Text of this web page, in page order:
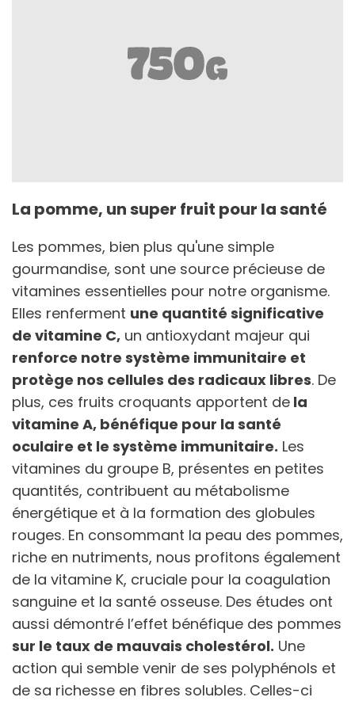
La pomme, un super fruit pour la santé
Les pommes, bien plus qu'une simple
gourmandise, sont une source précieuse de
vitamines essentielles pour notre organisme.
Elles renferment une quantité significative
de vitamine C, un antioxydant majeur qui
renforce notre système immunitaire et
protège nos cellules des radicaux libres. De
plus, ces fruits croquants apportent de la
vitamine A, bénéfique pour la santé
oculaire et le système immunitaire. Les
vitamines du groupe B, présentes en petites
quantités, contribuent au métabolisme
énergétique et à la formation des globules
rouges. En consommant la peau des pommes,
riche en nutriments, nous profitons également
de la vitamine K, cruciale pour la coagulation
sanguine et la santé osseuse. Des études ont
aussi démontré l’effet bénéfique des pommes
sur le taux de mauvais cholestérol. Une
action qui semble venir de ses polyphénols et
de sa richesse en fibres solubles. Celles-ci